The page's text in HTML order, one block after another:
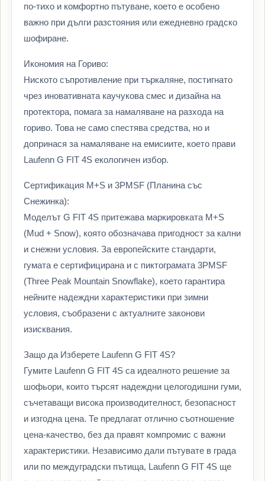
по-тихо и комфортно пътуване, което е особено
важно при дълги разстояния или ежедневно градско
шофиране.
Икономия на Гориво:
Ниското съпротивление при търкаляне, постигнато
чрез иновативната каучукова смес и дизайна на
протектора, помага за намаляване на разхода на
гориво. Това не само спестява средства, но и
допринася за намаляване на емисиите, което прави
Laufenn G FIT 4S екологичен избор.
Сертификация M+S и 3PMSF (Планина със
Снежинка):
Моделът G FIT 4S притежава маркировката M+S
(Mud + Snow), която обозначава пригодност за кални
и снежни условия. За европейските стандарти,
гумата е сертифицирана и с пиктограмата 3PMSF
(Three Peak Mountain Snowflake), което гарантира
нейните надеждни характеристики при зимни
условия, съобразени с актуалните законови
изисквания.
Защо да Изберете Laufenn G FIT 4S?
Гумите Laufenn G FIT 4S са идеалното решение за
шофьори, които търсят надеждни целогодишни гуми,
съчетаващи висока производителност, безопасност
и изгодна цена. Те предлагат отлично съотношение
цена-качество, без да правят компромис с важни
характеристики. Независимо дали пътувате в града
или по междуградски пътища, Laufenn G FIT 4S ще